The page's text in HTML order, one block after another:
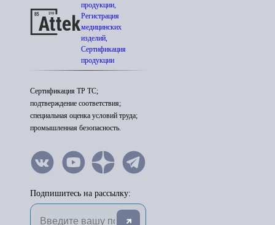
продукции,
Регистрация
медицинских
изделий,
Сертификация
продукции
Сертификация ТР ТС;
подтверждение соответствия;
специальная оценка условий труда;
промышленная безопасность.
Подпишитесь на рассылку: